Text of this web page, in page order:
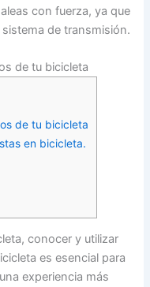
con fuerza, ya que
de transmisión.
de tu bicicleta
de tu bicicleta
en bicicleta.
conocer y utilizar
es esencial para
experiencia más